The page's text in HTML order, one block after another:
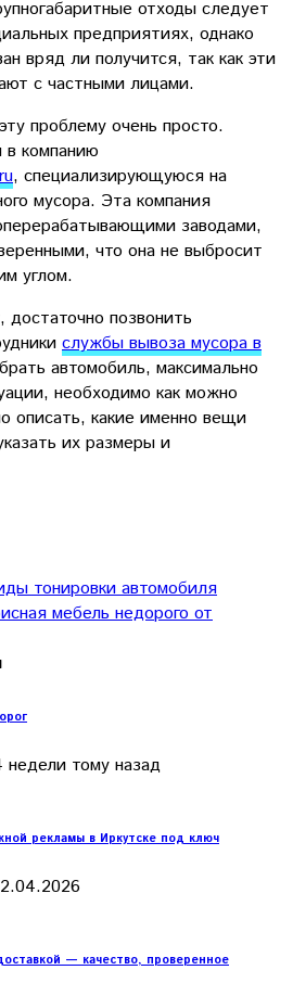
отходы следует
предприятиях, однако
вряд ли получится, так как эти
с частными лицами.
проблему очень просто.
в компанию
, специализирующуюся на
мусора. Эта компания
заводами,
что она не выбросит
углом.
достаточно позвонить
службы вывоза мусора в
автомобиль, максимально
необходимо как можно
описать, какие именно вещи
их размеры и
тонировки автомобиля
мебель недорого от
недели тому назад
рекламы в Иркутске под ключ
— качество, проверенное